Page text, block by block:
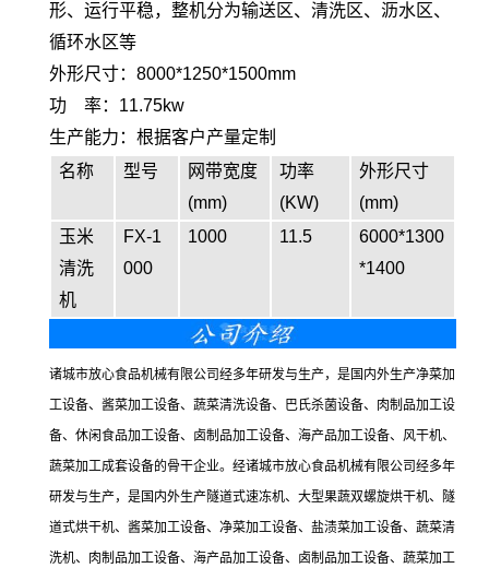
形、运行平稳，整机分为输送区、清洗区、沥水区、
循环水区等
外形尺寸：8000*1250*1500mm
功 率：11.75kw
生产能力：根据客户产量定制
名称
型号
网带宽度
(mm)
功率
(KW)
外形尺寸
(mm)
玉米
清洗
机
FX-1
000
1000 11.5
6000*1300
*1400
诸城市放心食品机械有限公司经多年研发与生产，是国内外生产净菜加
工设备、酱菜加工设备、蔬菜清洗设备、巴氏杀菌设备、肉制品加工设
备、休闲食品加工设备、卤制品加工设备、海产品加工设备、风干机、
蔬菜加工成套设备的骨干企业。经诸城市放心食品机械有限公司经多年
研发与生产，是国内外生产隧道式速冻机、大型果蔬双螺旋烘干机、隧
道式烘干机、酱菜加工设备、净菜加工设备、盐渍菜加工设备、蔬菜清
洗机、肉制品加工设备、海产品加工设备、卤制品加工设备、蔬菜加工